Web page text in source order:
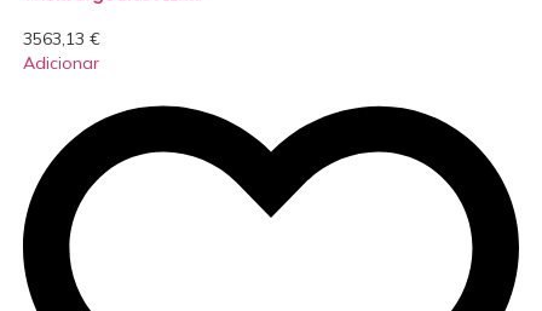
3563,13 €
Adicionar